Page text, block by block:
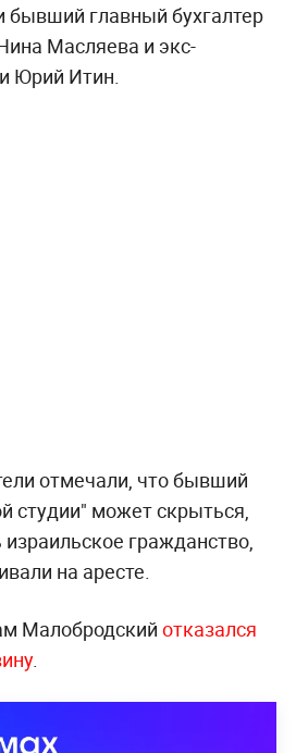
бывший главный бухгалтер
Масляева и экс-
Юрий Итин.
отмечали, что бывший
студии" может скрыться,
израильское гражданство,
на аресте.
Малобродский отказался
.